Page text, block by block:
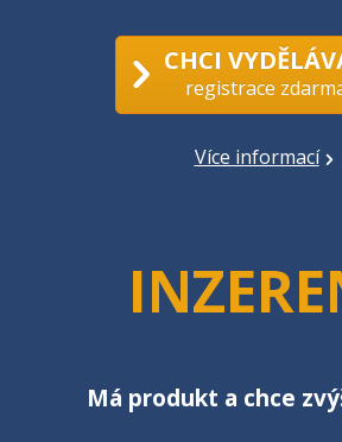
CHCI
registrace
Více informací
Má produkt a chce